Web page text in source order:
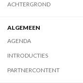
ACHTERGROND
ALGEMEEN
AGENDA
INTRODUCTIES
PARTNERCONTENT